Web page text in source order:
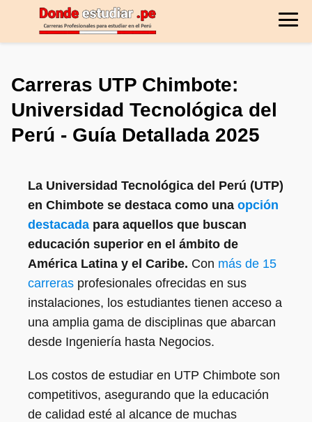
Carreras UTP Chimbote:
Universidad Tecnológica del
Perú - Guía Detallada 2025
La Universidad Tecnológica del Perú (UTP)
en Chimbote se destaca como una opción
destacada para aquellos que buscan
educación superior en el ámbito de
América Latina y el Caribe. Con más de 15
carreras profesionales ofrecidas en sus
instalaciones, los estudiantes tienen acceso a
una amplia gama de disciplinas que abarcan
desde Ingeniería hasta Negocios.
Los costos de estudiar en UTP Chimbote son
competitivos, asegurando que la educación
de calidad esté al alcance de muchas